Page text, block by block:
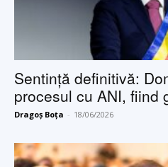
Sentință definitivă:
procesul cu ANI, fiind
Dragoș Boța - 18/06/2026